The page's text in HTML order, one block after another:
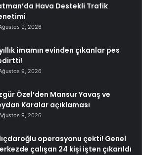
Hava Destekli Trafik
9, 2026
yıllık imamın evinden çıkanlar pes
9, 2026
Özel’den Mansur Yavaş ve
Karalar açıklaması
9, 2026
operasyonu çekti! Genel
çalışan 24 kişi işten çıkarıldı